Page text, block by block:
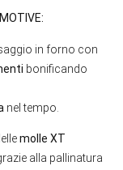
in forno con
bonificando
nel tempo.
molle XT
alla pallinatura